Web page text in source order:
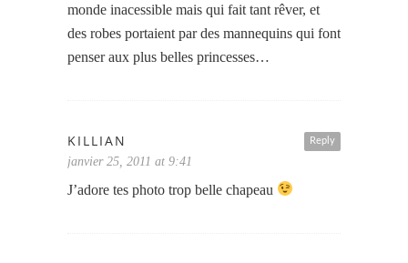
monde inacessible mais qui fait tant rêver, et
des robes portaient par des mannequins qui font
penser aux plus belles princesses…
Reply
KILLIAN
janvier 25, 2011 at 9:41
J’adore tes photo trop belle chapeau